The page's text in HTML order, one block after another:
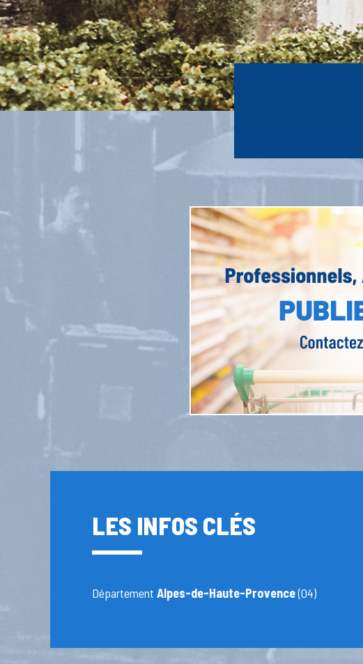
LES INFOS CLÉS
Département Alpes-de-Haute-Provence(04)